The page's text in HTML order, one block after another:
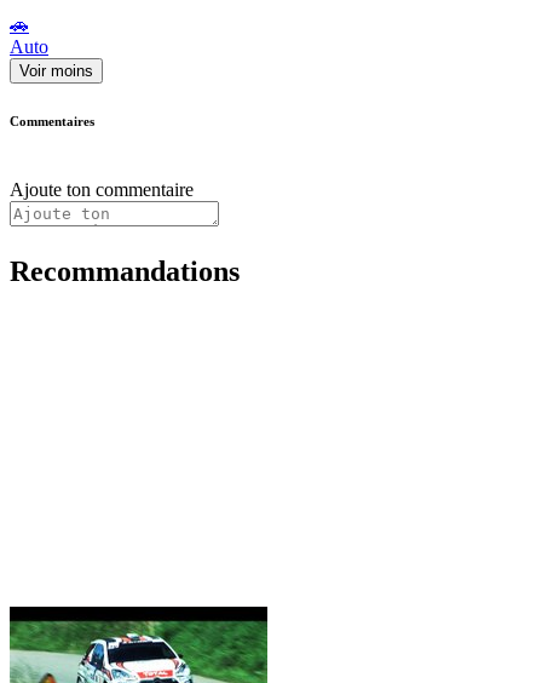
🚗
Auto
Voir moins
Commentaires
Ajoute ton commentaire
Recommandations